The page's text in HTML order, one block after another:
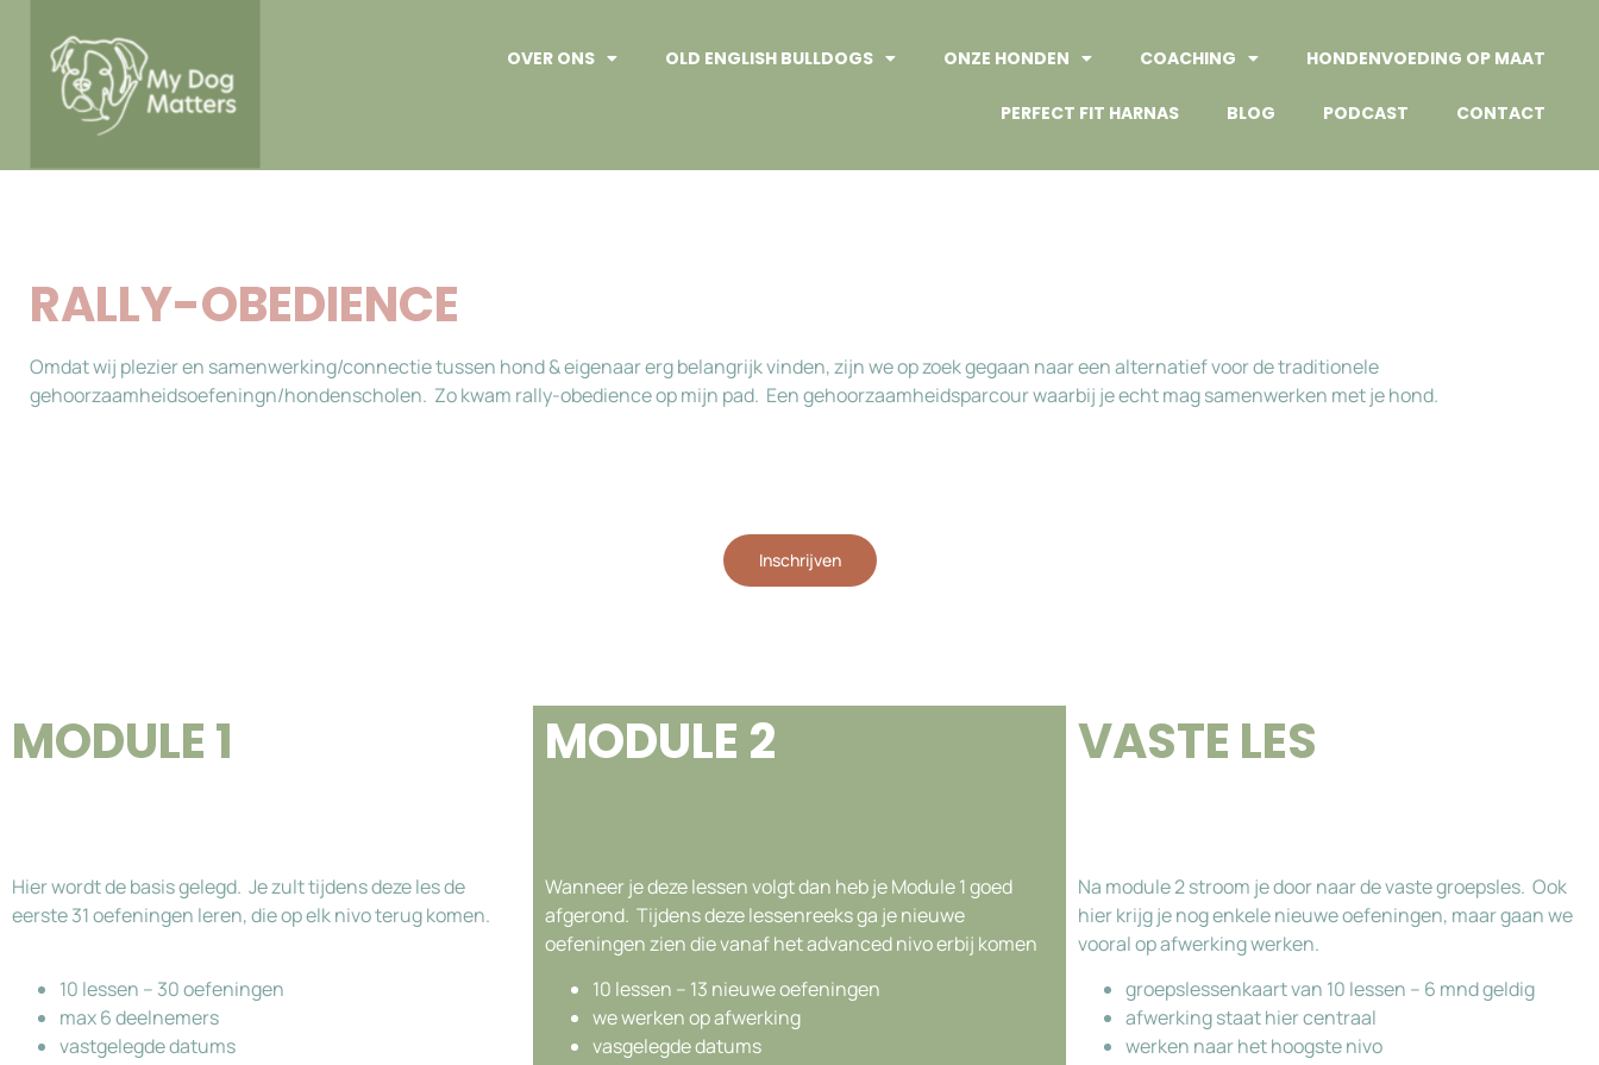
OVER ONS OLD ENGLISH BULLDOGS ONZE HONDEN COACHING HONDENVOEDING OP MAAT
PERFECT FIT HARNAS BLOG PODCAST CONTACT
RALLY-OBEDIENCE
Omdat wij plezier en samenwerking/connectie tussen hond & eigenaar erg belangrijk vinden, zijn we op zoek gegaan naar een alternatief voor de traditionele
gehoorzaamheidsoefeningn/hondenscholen. Zo kwam rally-obedience op mijn pad. Een gehoorzaamheidsparcour waarbij je echt mag samenwerken met je hond.
Inschrijven
MODULE 1
Hier wordt de basis gelegd. Je zult tijdens deze les de
eerste 31 oefeningen leren, die op elk nivo terug komen.
10 lessen – 30 oefeningen
max 6 deelnemers
vastgelegde datums
MODULE 2
Wanneer je deze lessen volgt dan heb je Module 1 goed
afgerond. Tijdens deze lessenreeks ga je nieuwe
oefeningen zien die vanaf het advanced nivo erbij komen
10 lessen – 13 nieuwe oefeningen
we werken op afwerking
vasgelegde datums
VASTE LES
Na module 2 stroom je door naar de vaste groepsles. Ook
hier krijg je nog enkele nieuwe oefeningen, maar gaan we
vooral op afwerking werken.
groepslessenkaart van 10 lessen – 6 mnd geldig
afwerking staat hier centraal
werken naar het hoogste nivo